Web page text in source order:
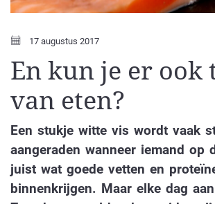
17 augustus 2017
En kun je er ook
van eten?
Een stukje witte vis wordt vaak
aangeraden wanneer iemand op
juist wat goede vetten en
binnenkrijgen. Maar elke dag